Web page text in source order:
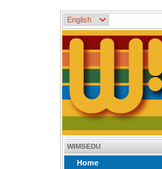
WIMSEDU
Home